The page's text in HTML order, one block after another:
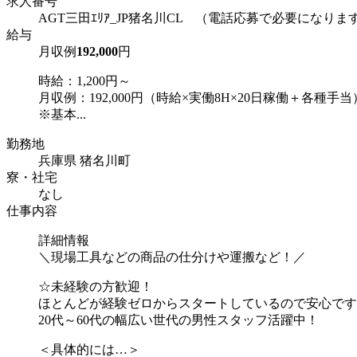
AGT三田ｴﾘｱ_JP猪名川CL （電話応募で必要になりま
給与
月収例 192,000円
時給：1,200円～
月収例：192,000円（時給×実働8H×20日稼働＋各種手当
※基本...
勤務地
兵庫県 猪名川町
寮・社宅
なし
仕事内容
詳細情報
＼現場工具などの商品の仕分けや運搬など！／
☆未経験の方歓迎！
ほとんどが経験ゼロからスタートしているので安心です
20代～60代の幅広い世代の男性スタッフ活躍中！
＜具体的には…＞